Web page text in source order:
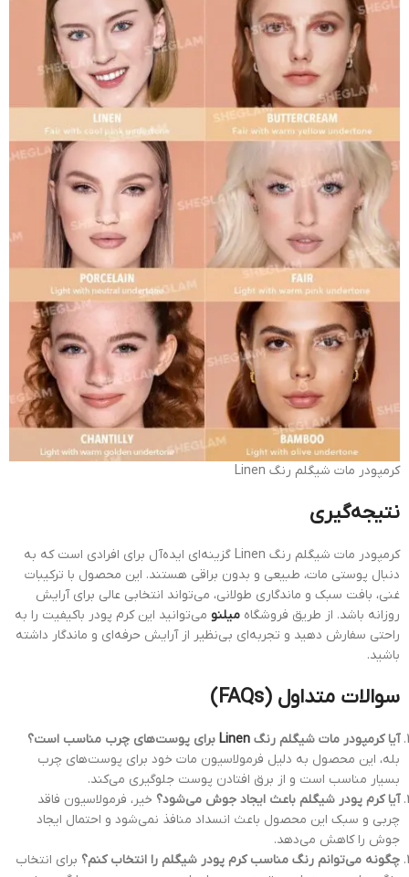
کرمپودر مات شیگلم رنگ Linen
نتیجه‌گیری
کرمپودر مات شیگلم رنگ Linen گزینه‌ای ایده‌آل برای افرادی است که به
دنبال پوستی مات، طبیعی و بدون براقی هستند. این محصول با ترکیبات
غنی، بافت سبک و ماندگاری طولانی، می‌تواند انتخابی عالی برای آرایش
روزانه باشد. از طریق فروشگاه میلنو می‌توانید این کرم پودر باکیفیت را به
راحتی سفارش دهید و تجربه‌ای بی‌نظیر از آرایش حرفه‌ای و ماندگار داشته
باشید.
سوالات متداول (FAQs)
آیا کرمپودر مات شیگلم رنگ Linen برای پوست‌های چرب مناسب است؟
بله، این محصول به دلیل فرمولاسیون مات خود برای پوست‌های چرب
بسیار مناسب است و از برق افتادن پوست جلوگیری می‌کند.
آیا کرم پودر شیگلم باعث ایجاد جوش می‌شود؟ خیر، فرمولاسیون فاقد
چربی و سبک این محصول باعث انسداد منافذ نمی‌شود و احتمال ایجاد
جوش را کاهش می‌دهد.
چگونه می‌توانم رنگ مناسب کرم پودر شیگلم را انتخاب کنم؟ برای انتخاب